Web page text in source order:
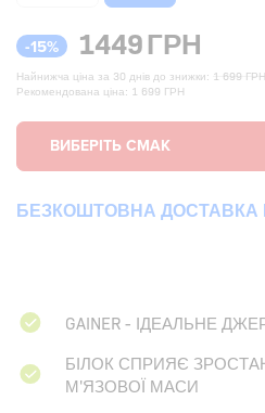
-15% 1449ГРН
Найнижча ціна за 30 днів до знижки: 1 699 ГРН
Рекомендована ціна: 1 699 ГРН
БЕЗКОШТОВНА ДОСТАВКА
GAINER - ІДЕАЛЬНЕ
БІЛОК СПРИЯЄ
М'ЯЗОВОЇ МАСИ